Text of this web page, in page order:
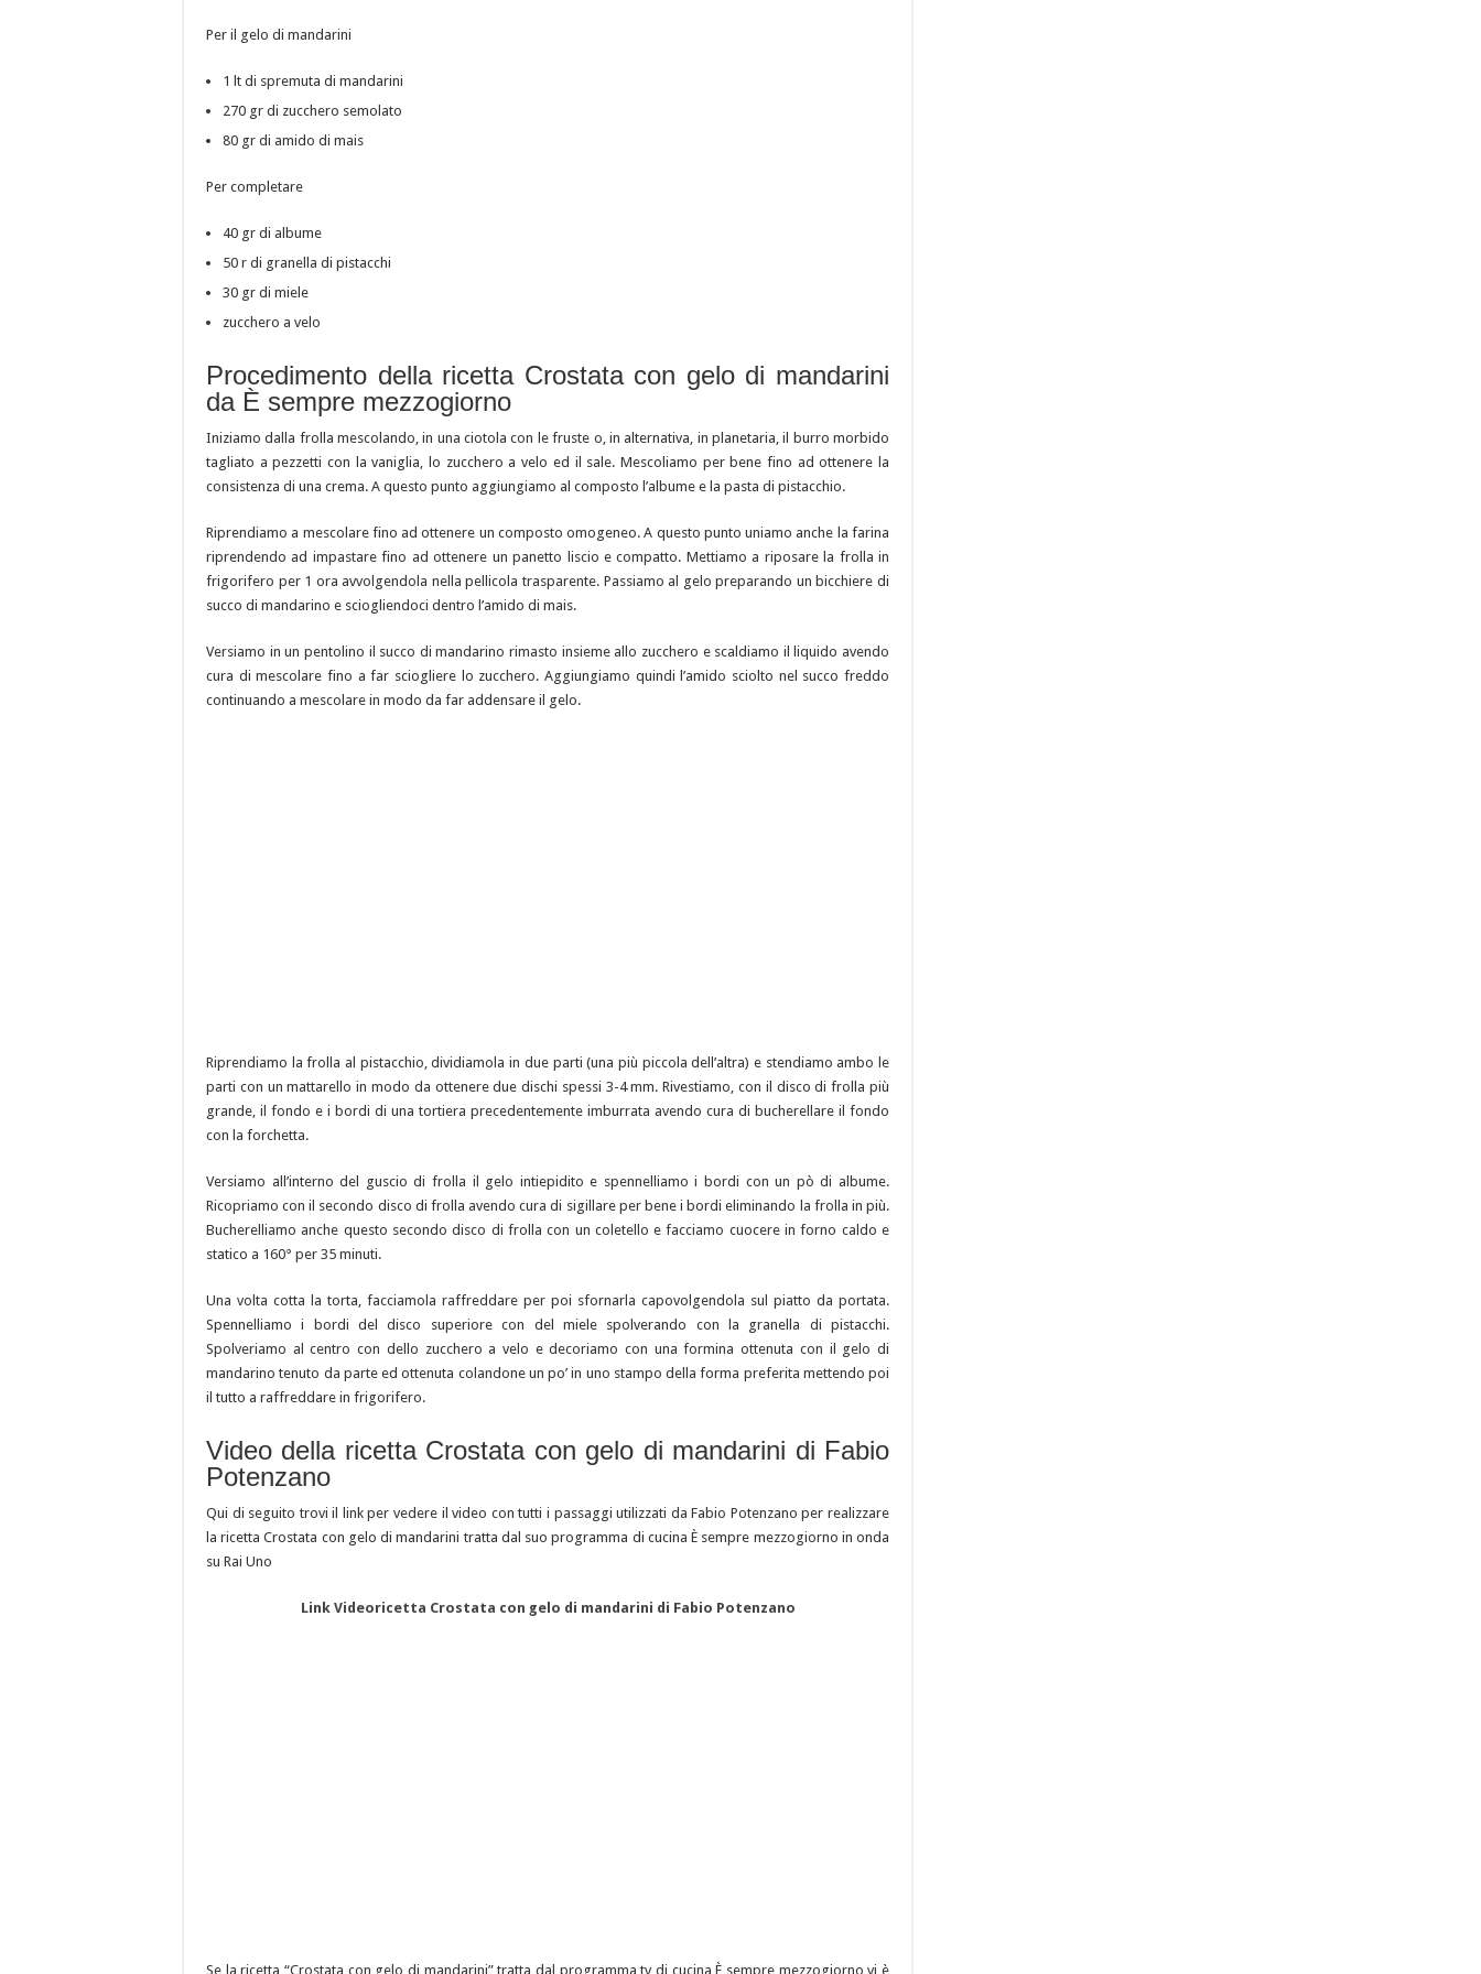
Per il gelo di mandarini
1 lt di spremuta di mandarini
270 gr di zucchero semolato
80 gr di amido di mais
Per completare
40 gr di albume
50 r di granella di pistacchi
30 gr di miele
zucchero a velo
Procedimento della ricetta Crostata con gelo di mandarini
da È sempre mezzogiorno
Iniziamo dalla frolla mescolando, in una ciotola con le fruste o, in alternativa, in planetaria, il burro morbido
tagliato a pezzetti con la vaniglia, lo zucchero a velo ed il sale. Mescoliamo per bene fino ad ottenere la
consistenza di una crema. A questo punto aggiungiamo al composto l’albume e la pasta di pistacchio.
Riprendiamo a mescolare fino ad ottenere un composto omogeneo. A questo punto uniamo anche la farina
riprendendo ad impastare fino ad ottenere un panetto liscio e compatto. Mettiamo a riposare la frolla in
frigorifero per 1 ora avvolgendola nella pellicola trasparente. Passiamo al gelo preparando un bicchiere di
succo di mandarino e sciogliendoci dentro l’amido di mais.
Versiamo in un pentolino il succo di mandarino rimasto insieme allo zucchero e scaldiamo il liquido avendo
cura di mescolare fino a far sciogliere lo zucchero. Aggiungiamo quindi l’amido sciolto nel succo freddo
continuando a mescolare in modo da far addensare il gelo.
Riprendiamo la frolla al pistacchio, dividiamola in due parti (una più piccola dell’altra) e stendiamo ambo le
parti con un mattarello in modo da ottenere due dischi spessi 3-4 mm. Rivestiamo, con il disco di frolla più
grande, il fondo e i bordi di una tortiera precedentemente imburrata avendo cura di bucherellare il fondo
con la forchetta.
Versiamo all’interno del guscio di frolla il gelo intiepidito e spennelliamo i bordi con un pò di albume.
Ricopriamo con il secondo disco di frolla avendo cura di sigillare per bene i bordi eliminando la frolla in più.
Bucherelliamo anche questo secondo disco di frolla con un coletello e facciamo cuocere in forno caldo e
statico a 160° per 35 minuti.
Una volta cotta la torta, facciamola raffreddare per poi sfornarla capovolgendola sul piatto da portata.
Spennelliamo i bordi del disco superiore con del miele spolverando con la granella di pistacchi.
Spolveriamo al centro con dello zucchero a velo e decoriamo con una formina ottenuta con il gelo di
mandarino tenuto da parte ed ottenuta colandone un po’ in uno stampo della forma preferita mettendo poi
il tutto a raffreddare in frigorifero.
Video della ricetta Crostata con gelo di mandarini di Fabio
Potenzano
Qui di seguito trovi il link per vedere il video con tutti i passaggi utilizzati da Fabio Potenzano per realizzare
la ricetta Crostata con gelo di mandarini tratta dal suo programma di cucina È sempre mezzogiorno in onda
su Rai Uno
Link Videoricetta Crostata con gelo di mandarini di Fabio Potenzano
Se la ricetta “Crostata con gelo di mandarini” tratta dal programma tv di cucina È sempre mezzogiorno vi è